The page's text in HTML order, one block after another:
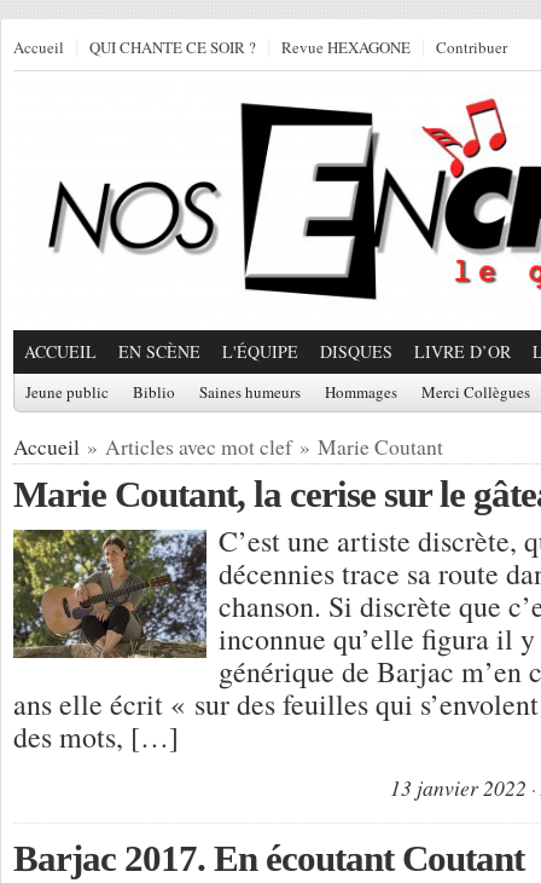
Accueil QUI CHANTE CE SOIR ? Revue HEXAGONE Contribuer
ACCUEIL EN SCÈNE L'ÉQUIPE DISQUES LIVRE D’OR
Jeune public Biblio Saines humeurs Hommages Merci Collègues
Accueil » Articles avec mot clef » Marie Coutant
Marie Coutant, la cerise sur le
C’est une artiste discrète,
décennies trace sa route
chanson. Si discrète que
inconnue qu’elle figura il
générique de Barjac m’en
ans elle écrit « sur des feuilles qui
des mots, […]
13 janvier 2022
Barjac 2017. En écoutant Coutant